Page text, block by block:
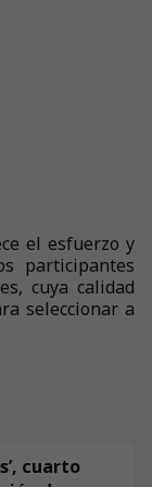
el esfuerzo y
participantes
cuya calidad
seleccionar a
cuarto